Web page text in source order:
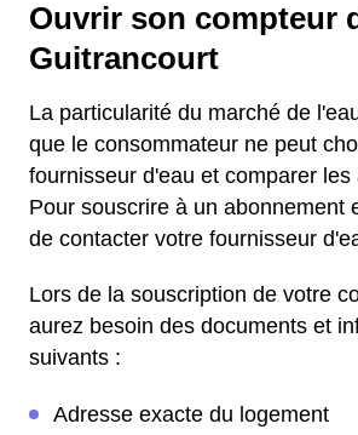
Ouvrir son compteur
Guitrancourt
La particularité du marché de
que le consommateur ne peut
fournisseur d'eau et comparer les
Pour souscrire à un abonnement
de contacter votre fournisseur
Lors de la souscription de votre
aurez besoin des documents et
suivants :
Adresse exacte du logement